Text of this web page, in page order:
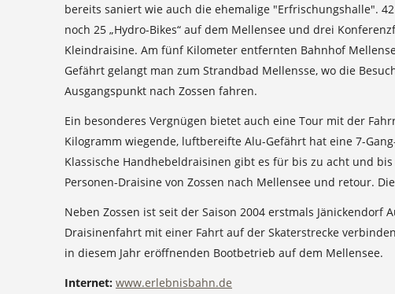
bereits saniert wie auch die ehemalige "Erfrischungshalle".
noch 25 „Hydro-Bikes“ auf dem Mellensee und drei
Kleindraisine. Am fünf Kilometer entfernten Bahnhof
Gefährt gelangt man zum Strandbad Mellensse, wo die
Ausgangspunkt nach Zossen fahren.
Ein besonderes Vergnügen bietet auch eine Tour mit der
Kilogramm wiegende, luftbereifte Alu-Gefährt hat eine 7-
Klassische Handhebeldraisinen gibt es für bis zu acht und
Personen-Draisine von Zossen nach Mellensee und retour.
Neben Zossen ist seit der Saison 2004 erstmals
Draisinenfahrt mit einer Fahrt auf der Skaterstrecke
in diesem Jahr eröffnenden Bootbetrieb auf dem Mellensee.
Internet: www.erlebnisbahn.de